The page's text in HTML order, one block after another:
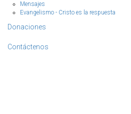
Mensajes
Evangelismo - Cristo es la respuesta
Donaciones
Contáctenos